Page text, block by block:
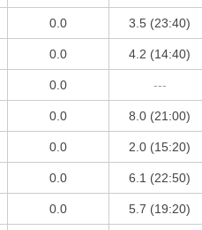
0.0 3.5 (23:40)
0.0 4.2 (14:40)
0.0 ---
0.0 8.0 (21:00)
0.0 2.0 (15:20)
0.0 6.1 (22:50)
0.0 5.7 (19:20)